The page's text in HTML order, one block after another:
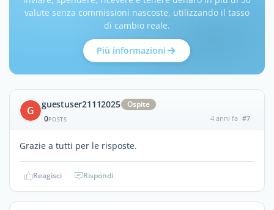
valute senza commissioni nascoste, utilizzando il tasso
di cambio reale.
Più informazioni
G guestuser21112025
Ospite
0POSTS 4 anni fa #7
Grazie a tutti per le risposte.
Reagisci Rispondi